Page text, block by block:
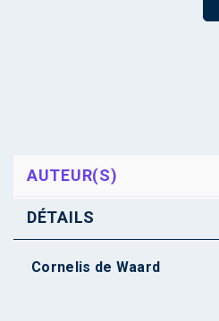
AUTEUR(S)
DÉTAILS
Cornelis de Waard